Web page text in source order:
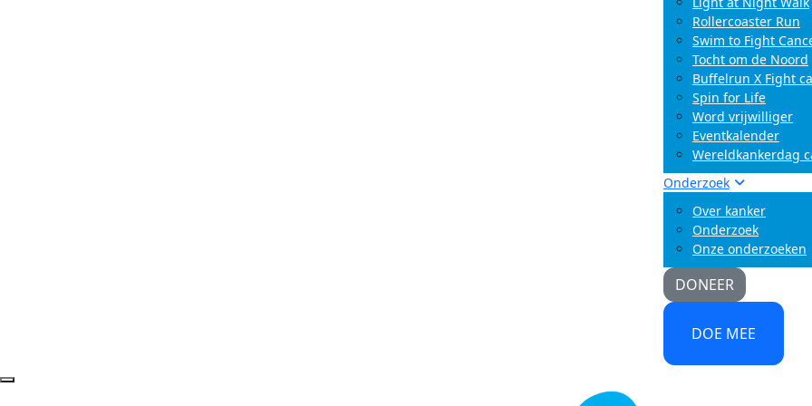
Rollercoaster Run
Swim to Fight
Tocht om de Noord
Buffelrun X Fight
Spin for Life
Word vrijwilliger
Eventkalender
Wereldkankerdag
Onderzoek
Over kanker
Onderzoek
Onze onderzoeken
DONEER
DOE MEE